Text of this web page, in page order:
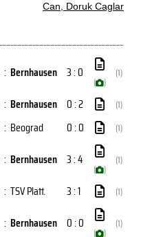
Can, Doruk Caglar
: Bernhausen 3 : 0
( )
(1)
: Bernhausen 0 : 2 (1)
: Beograd 0 : 0 (1)
: Bernhausen 3 : 4
( )
(1)
: TSV Platt. 3 : 1 (1)
: Bernhausen 0 : 0
( )
(1)